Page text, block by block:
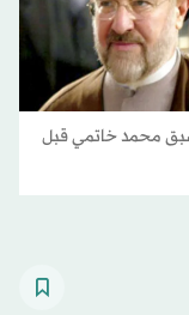
محمد خاتمي قبل